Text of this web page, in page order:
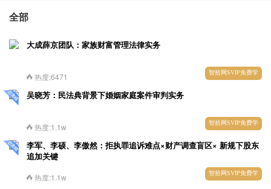
全部
大成薛京团队：家族财富管理法律实务
热度:6471 智拾网SVIP免费学
吴晓芳：民法典背景下婚姻家庭案件审判实务
热度:1.1w 智拾网SVIP免费学
李军、李硕、李傲然：拒执罪追诉难点×财产调查盲区× 新规下股东
追加关键
热度:1.1w 智拾网SVIP免费学